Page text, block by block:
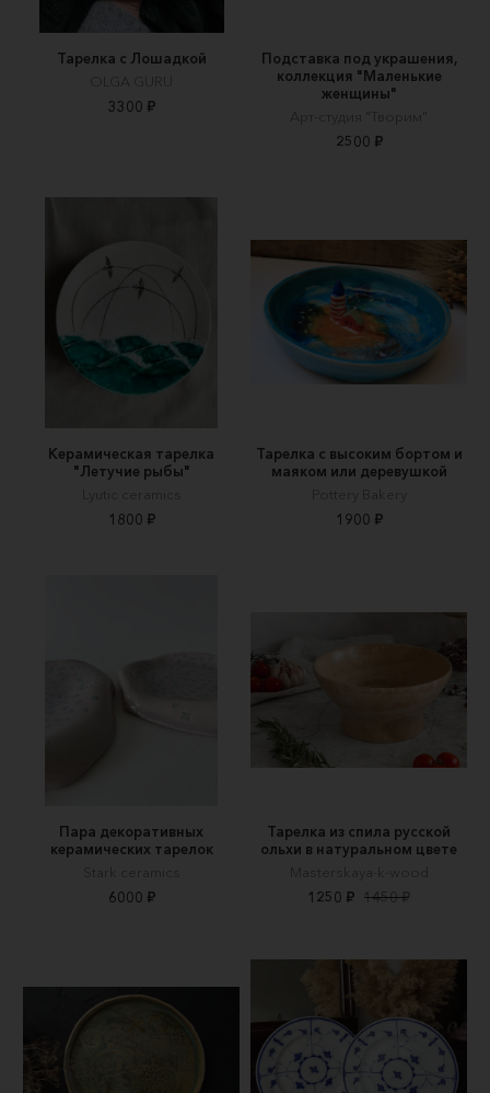
Тарелка с Лошадкой
OLGA GURU
3300 ₽
Подставка под украшения,
коллекция "Маленькие
женщины"
Арт-студия "Творим"
2500 ₽
Керамическая тарелка
"Летучие рыбы"
Lyutic ceramics
1800 ₽
Тарелка с высоким бортом и
маяком или деревушкой
Pottery Bakery
1900 ₽
Пара декоративных
керамических тарелок
Stark ceramics
6000 ₽
Тарелка из спила русской
ольхи в натуральном цвете
Masterskaya-k-wood
1250 ₽ 1450 ₽